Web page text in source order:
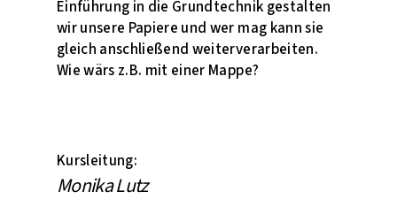
Einführung in die Grundtechnik gestalten
wir unsere Papiere und wer mag kann sie
gleich anschließend weiterverarbeiten.
Wie wärs z.B. mit einer Mappe?
Kursleitung:
Monika Lutz